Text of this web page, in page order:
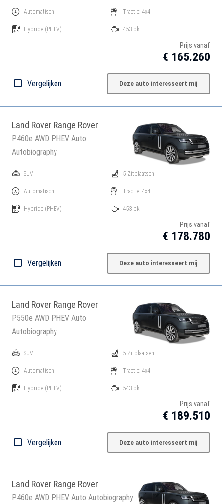
Automatisch
Hybride (PHEV)
Tractie: 4x4
453 pk
Prijs vanaf
€ 165.260
Vergelijken Deze auto interesseert mij
Land Rover Range Rover
P460e AWD PHEV Auto
Autobiography
SUV
Automatisch
Hybride (PHEV)
5 Zitplaatsen
Tractie: 4x4
453 pk
Prijs vanaf
€ 178.780
Vergelijken Deze auto interesseert mij
Land Rover Range Rover
P550e AWD PHEV Auto
Autobiography
SUV
Automatisch
Hybride (PHEV)
5 Zitplaatsen
Tractie: 4x4
543 pk
Prijs vanaf
€ 189.510
Vergelijken Deze auto interesseert mij
Land Rover Range Rover
P460e AWD PHEV Auto Autobiography